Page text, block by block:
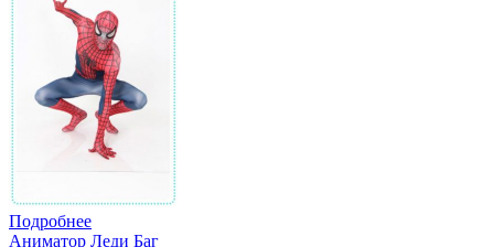
Подробнее
Аниматор Леди Баг